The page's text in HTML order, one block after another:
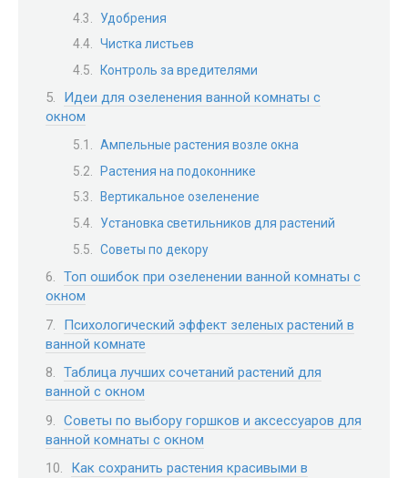
Удобрения
Чистка листьев
Контроль за вредителями
Идеи для озеленения ванной комнаты с
окном
Ампельные растения возле окна
Растения на подоконнике
Вертикальное озеленение
Установка светильников для растений
Советы по декору
Топ ошибок при озеленении ванной комнаты с
окном
Психологический эффект зеленых растений в
ванной комнате
Таблица лучших сочетаний растений для
ванной с окном
Советы по выбору горшков и аксессуаров для
ванной комнаты с окном
Как сохранить растения красивыми в